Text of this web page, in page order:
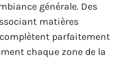
générale. Des
matières
parfaitement
chaque zone de la